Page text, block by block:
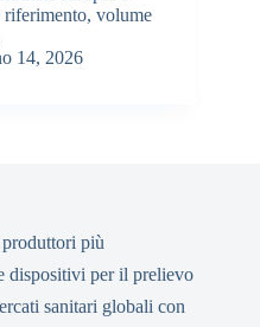
riferimento, volume
14, 2026
più
dispositivi per il prelievo
sanitari globali con